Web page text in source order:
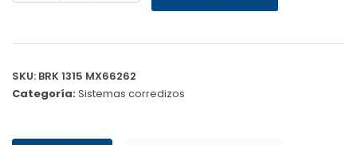
SKU: BRK 1315 MX66262
Categoría:Sistemas corredizos